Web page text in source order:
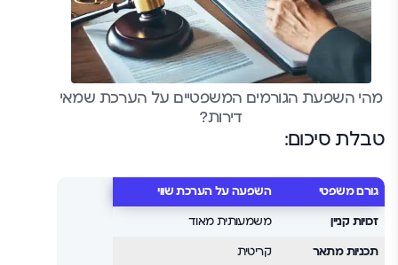
מהי השפעת הגורמים המשפטיים על הערכת שמאי
דירות?
טבלת סיכום:
גורם משפטי השפעה על הערכת שווי
זכויות קניין משמעותית מאוד
תכניות מתאר קריטית